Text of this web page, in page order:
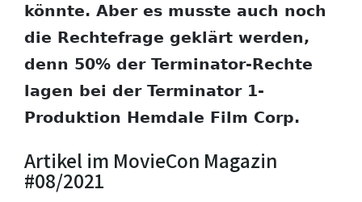
könnte. Aber es musste auch noch
die Rechtefrage geklärt werden,
denn 50% der Terminator-Rechte
lagen bei der Terminator 1-
Produktion Hemdale Film Corp.
Artikel im MovieCon Magazin
#08/2021